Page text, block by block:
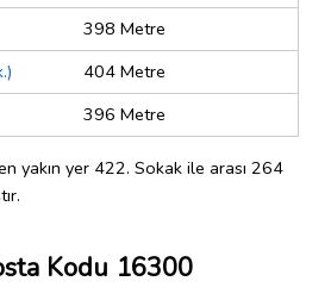
398 Metre
404 Metre
396 Metre
yakın yer 422. Sokak ile arası 264
Kodu 16300